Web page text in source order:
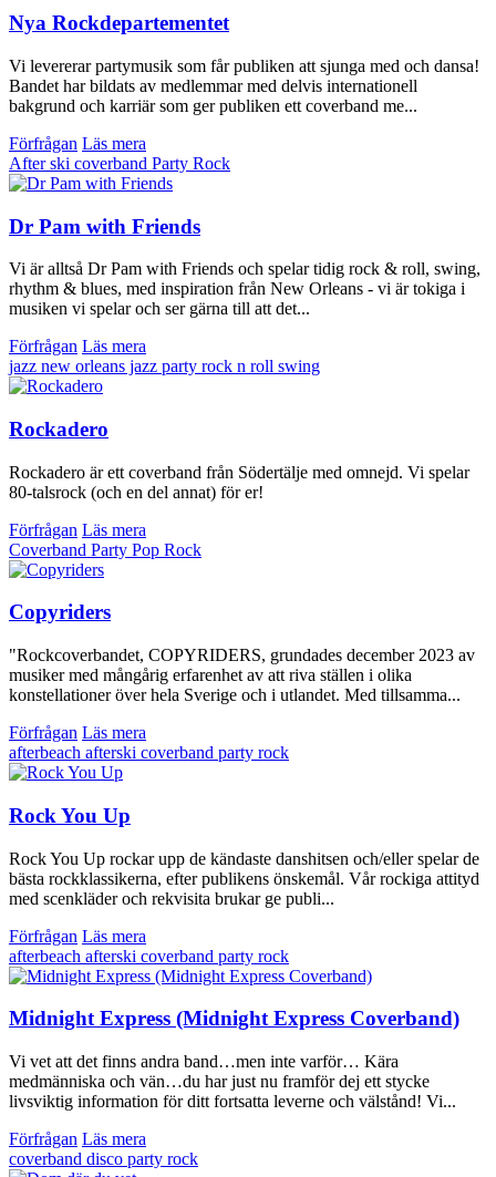
Nya Rockdepartementet
Vi levererar partymusik som får publiken att sjunga med och dansa!
Bandet har bildats av medlemmar med delvis internationell
bakgrund och karriär som ger publiken ett coverband me...
Förfrågan Läs mera
After ski coverband Party Rock
Dr Pam with Friends
Vi är alltså Dr Pam with Friends och spelar tidig rock & roll, swing,
rhythm & blues, med inspiration från New Orleans - vi är tokiga i
musiken vi spelar och ser gärna till att det...
Förfrågan Läs mera
jazz new orleans jazz party rock n roll swing
Rockadero
Rockadero är ett coverband från Södertälje med omnejd. Vi spelar
80-talsrock (och en del annat) för er!
Förfrågan Läs mera
Coverband Party Pop Rock
Copyriders
"Rockcoverbandet, COPYRIDERS, grundades december 2023 av
musiker med mångårig erfarenhet av att riva ställen i olika
konstellationer över hela Sverige och i utlandet. Med tillsamma...
Förfrågan Läs mera
afterbeach afterski coverband party rock
Rock You Up
Rock You Up rockar upp de kändaste danshitsen och/eller spelar de
bästa rockklassikerna, efter publikens önskemål. Vår rockiga attityd
med scenkläder och rekvisita brukar ge publi...
Förfrågan Läs mera
afterbeach afterski coverband party rock
Midnight Express (Midnight Express Coverband)
Vi vet att det finns andra band…men inte varför… Kära
medmänniska och vän…du har just nu framför dej ett stycke
livsviktig information för ditt fortsatta leverne och välstånd! Vi...
Förfrågan Läs mera
coverband disco party rock